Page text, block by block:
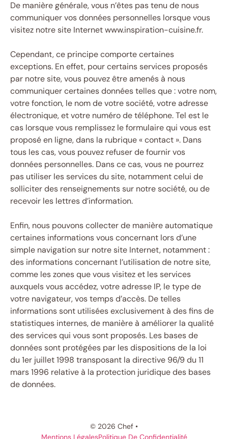
De manière générale, vous n’êtes pas tenu de nous
communiquer vos données personnelles lorsque vous
visitez notre site Internet www.inspiration-cuisine.fr.
Cependant, ce principe comporte certaines
exceptions. En effet, pour certains services proposés
par notre site, vous pouvez être amenés à nous
communiquer certaines données telles que : votre nom,
votre fonction, le nom de votre société, votre adresse
électronique, et votre numéro de téléphone. Tel est le
cas lorsque vous remplissez le formulaire qui vous est
proposé en ligne, dans la rubrique « contact ». Dans
tous les cas, vous pouvez refuser de fournir vos
données personnelles. Dans ce cas, vous ne pourrez
pas utiliser les services du site, notamment celui de
solliciter des renseignements sur notre société, ou de
recevoir les lettres d’information.
Enfin, nous pouvons collecter de manière automatique
certaines informations vous concernant lors d’une
simple navigation sur notre site Internet, notamment :
des informations concernant l’utilisation de notre site,
comme les zones que vous visitez et les services
auxquels vous accédez, votre adresse IP, le type de
votre navigateur, vos temps d’accès. De telles
informations sont utilisées exclusivement à des fins de
statistiques internes, de manière à améliorer la qualité
des services qui vous sont proposés. Les bases de
données sont protégées par les dispositions de la loi
du 1er juillet 1998 transposant la directive 96/9 du 11
mars 1996 relative à la protection juridique des bases
de données.
© 2026 Chef •
Mentions LégalesPolitique De Confidentialité